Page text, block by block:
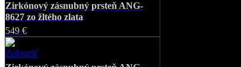
Zirkónový zásnubný prsteň ANG-
8627 zo žltého zlata
549 €
Zobraziť